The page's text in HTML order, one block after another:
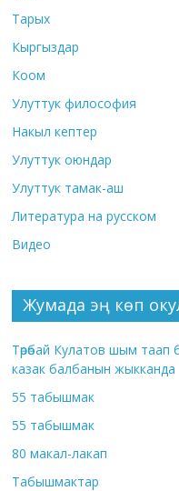
Тарых
Кыргыздар
Коом
Улуттук философия
Накыл кептер
Улуттук оюндар
Улуттук тамак-аш
Литература на русском
Видео
Жумада эң көп
Төрөбай Кулатов шым
казак балбанын жыкканда
55 табышмак
55 табышмак
80 макал-лакап
Табышмактар